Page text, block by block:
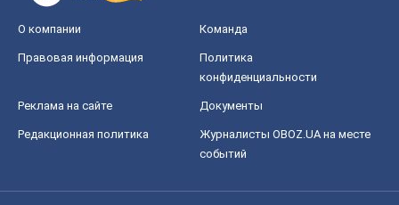
О компании Команда
Правовая информация
Политика
конфиденциальности
Реклама на сайте Документы
Редакционная политика
Журналисты OBOZ.UA на месте
событий